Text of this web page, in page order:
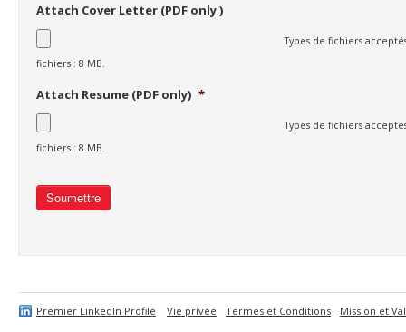
Attach Cover Letter (PDF only )
Types de fichiers
fichiers : 8 MB.
Attach Resume (PDF only) *
Types de fichiers
fichiers : 8 MB.
Premier LinkedIn Profile Vie privée Termes et Conditions Mission et